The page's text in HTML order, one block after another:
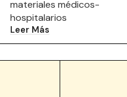
materiales médicos-
hospitalarios
Leer Más